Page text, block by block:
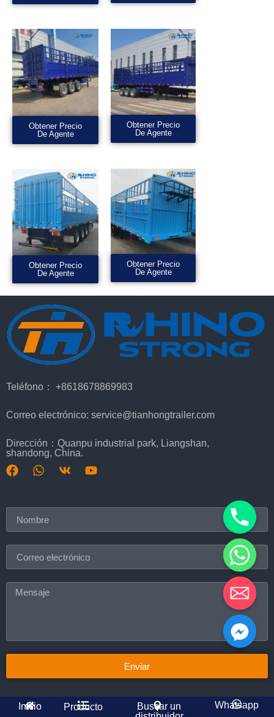
Obtener Precio
De Agente
Obtener Precio
De Agente
Obtener Precio
De Agente
Obtener Precio
De Agente
Teléfono： +8618678869983
Correo electrónico: service@tianhongtrailer.com
Dirección：Quanpu industrial park, Liangshan,
shandong, China.
Enviar
Inicio Producto
Buscar un
Whatsapp